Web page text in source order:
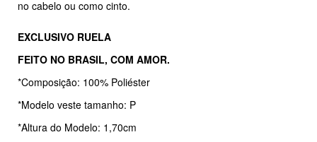
no cabelo ou como cinto.
EXCLUSIVO RUELA
FEITO NO BRASIL, COM AMOR.
*Composição: 100% Poliéster
*Modelo veste tamanho: P
*Altura do Modelo: 1,70cm